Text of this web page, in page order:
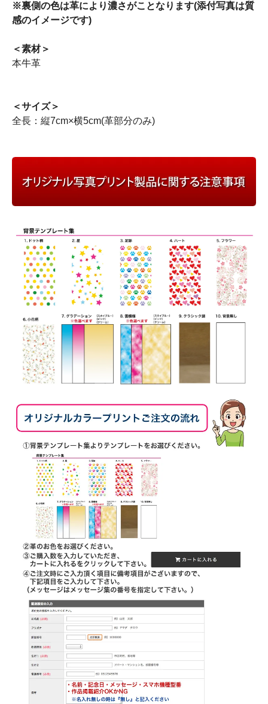
※裏側の色は革により濃さがことなります(添付写真は質
感のイメージです)
＜素材＞
本牛革
＜サイズ＞
全長：縦7cm×横5cm(革部分のみ)